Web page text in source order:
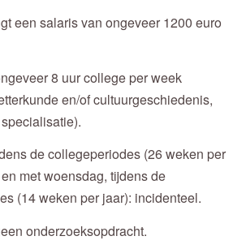
een salaris van ongeveer 1200 euro
8 uur college per week
en/of cultuurgeschiedenis,
de collegeperiodes (26 weken per
met woensdag, tijdens de
(14 weken per jaar): incidenteel.
onderzoeksopdracht.